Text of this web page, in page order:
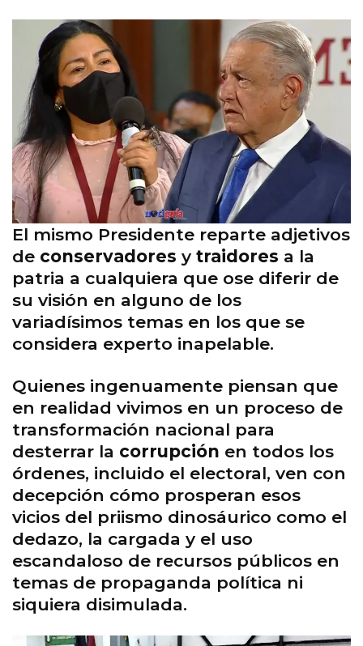
El mismo Presidente reparte adjetivos
de conservadores y traidores a la
patria a cualquiera que ose diferir de
su visión en alguno de los
variadísimos temas en los que se
considera experto inapelable.
Quienes ingenuamente piensan que
en realidad vivimos en un proceso de
transformación nacional para
desterrar la corrupción en todos los
órdenes, incluido el electoral, ven con
decepción cómo prosperan esos
vicios del priismo dinosáurico como el
dedazo, la cargada y el uso
escandaloso de recursos públicos en
temas de propaganda política ni
siquiera disimulada.